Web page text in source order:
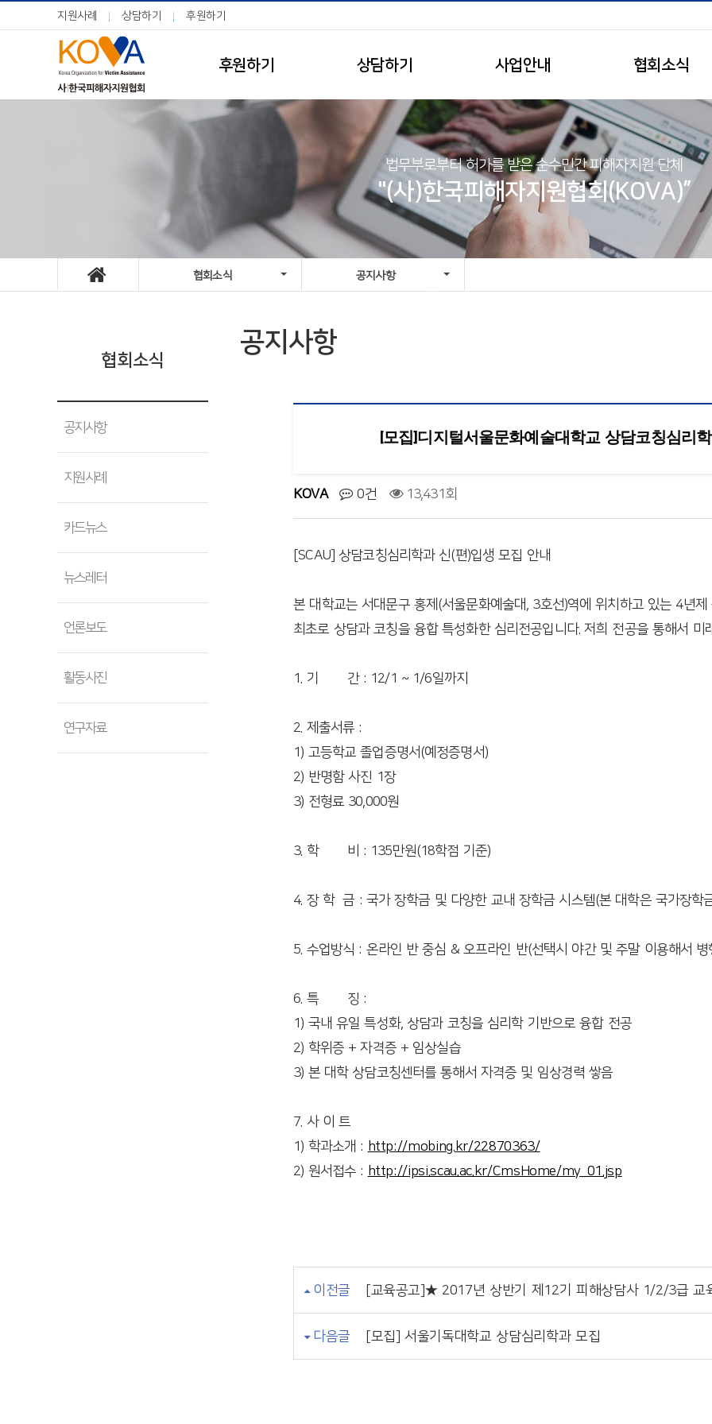
지원사례 상담하기 후원하기
후원하기 상담하기 사업안내 협회소식
법무부로부터 허가를 받은 순수민간 피해자지원 단체
"(사)한국피해자지원협회(KOVA)”
협회소식 공지사항
협회소식
공지사항
지원사례
카드뉴스
뉴스레터
언론보도
활동사진
연구자료
공지사항
[모집]디지털서울문화예술대학교 상담코칭심리
KOVA 0건 13,431회
[SCAU] 상담코칭심리학과 신(편)입생 모집 안내
본 대학교는 서대문구 홍제(서울문화예술대, 3호선)역에 위치하고 있는 4년
최초로 상담과 코칭을 융합 특성화한 심리전공입니다. 저희 전공을 통해서 미
1. 기 간 : 12/1 ~ 1/6일까지
2. 제출서류 :
1) 고등학교 졸업증명서(예정증명서)
2) 반명함 사진 1장
3) 전형료 30,000원
3. 학 비 : 135만원(18학점 기준)
4. 장 학 금 : 국가 장학금 및 다양한 교내 장학금 시스템(본 대학은 국가장학
5. 수업방식 : 온라인 반 중심 & 오프라인 반(선택시 야간 및 주말 이용해서 병
6. 특 징 :
1) 국내 유일 특성화, 상담과 코칭을 심리학 기반으로 융합 전공
2) 학위증 + 자격증 + 임상실습
3) 본 대학 상담코칭센터를 통해서 자격증 및 임상경력 쌓음
7. 사 이 트
1) 학과소개 : http://mobing.kr/22870363/
2) 원서접수 : http://ipsi.scau.ac.kr/CmsHome/my_01.jsp
이전글 [교육공고]★ 2017년 상반기 제12기 피해상담사 1/2/3급 교
다음글 [모집] 서울기독대학교 상담심리학과 모집